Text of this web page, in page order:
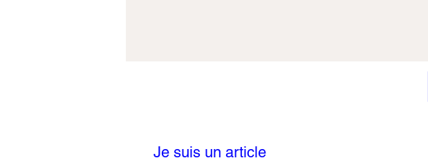
Je suis un article